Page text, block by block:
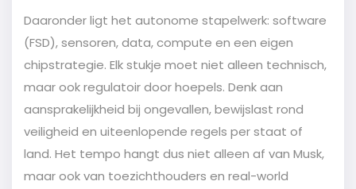
Daaronder ligt het autonome stapelwerk: software
(FSD), sensoren, data, compute en een eigen
chipstrategie. Elk stukje moet niet alleen technisch,
maar ook regulatoir door hoepels. Denk aan
aansprakelijkheid bij ongevallen, bewijslast rond
veiligheid en uiteenlopende regels per staat of
land. Het tempo hangt dus niet alleen af van Musk,
maar ook van toezichthouders en real-world